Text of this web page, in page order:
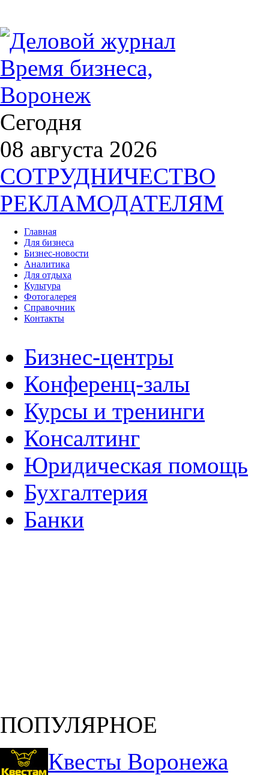
Сегодня
08 августа 2026
СОТРУДНИЧЕСТВО
РЕКЛАМОДАТЕЛЯМ
Главная
Для бизнеса
Бизнес-новости
Аналитика
Для отдыха
Культура
Фотогалерея
Справочник
Контакты
Бизнес-центры
Конференц-залы
Курсы и тренинги
Консалтинг
Юридическая помощь
Бухгалтерия
Банки
ПОПУЛЯРНОЕ
Квесты Воронежа